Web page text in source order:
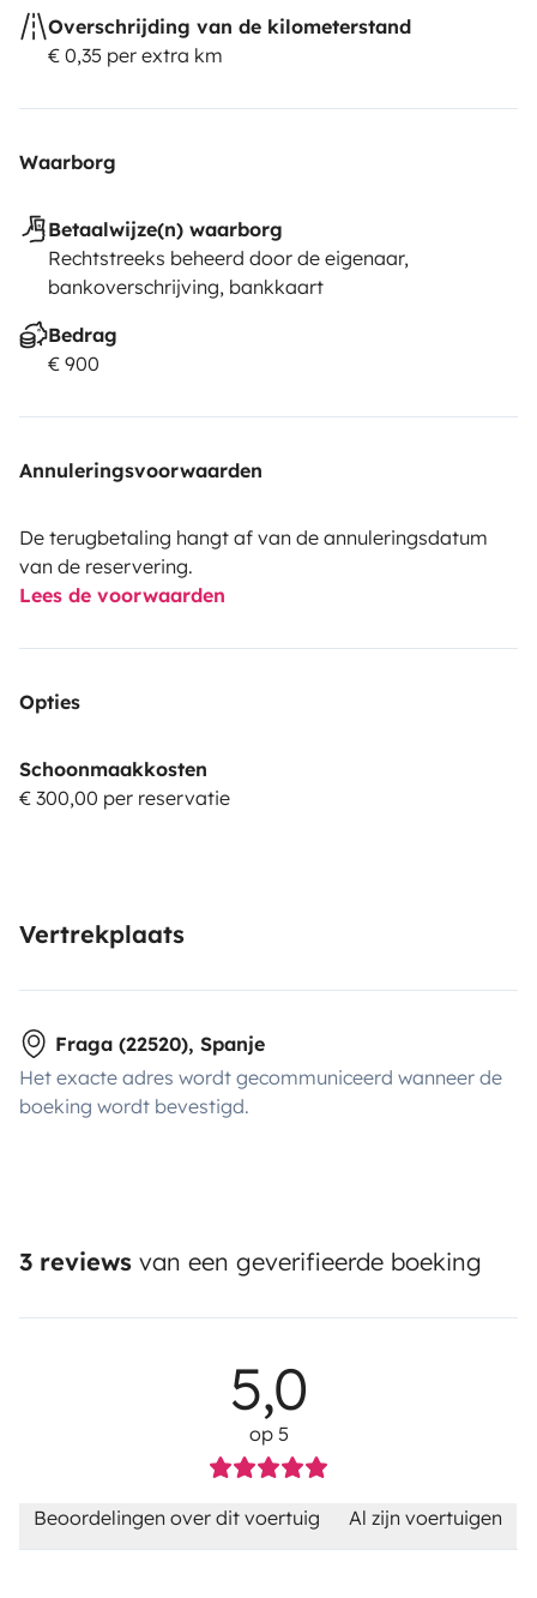
Overschrijding van de kilometerstand
€ 0,35 per extra km
Waarborg
Betaalwijze(n) waarborg
Rechtstreeks beheerd door de eigenaar,
bankoverschrijving, bankkaart
Bedrag
€ 900
Annuleringsvoorwaarden
De terugbetaling hangt af van de annuleringsdatum
van de reservering.
Lees de voorwaarden
Opties
Schoonmaakkosten
€ 300,00 per reservatie
Vertrekplaats
Fraga (22520), Spanje
Het exacte adres wordt gecommuniceerd wanneer de
boeking wordt bevestigd.
3 reviews van een geverifieerde boeking
5,0
op 5
Beoordelingen over dit voertuig Al zijn voertuigen